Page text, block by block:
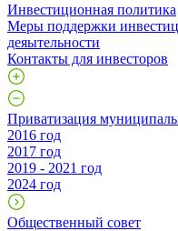
Инвестиционная политика
Меры поддержки
деяытельности
Контакты для инвесторов
Приватизация
2016 год
2017 год
2019 - 2021 год
2024 год
Общественный совет